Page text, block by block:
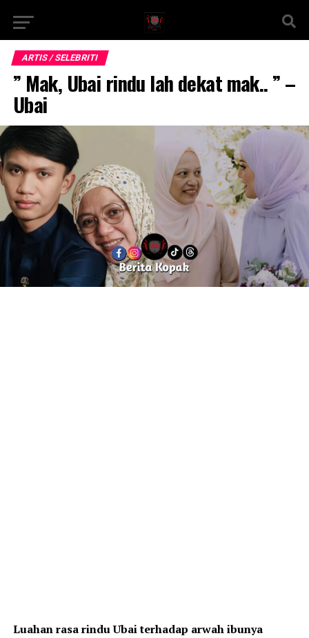
ARTIS / SELEBRITI
” Mak, Ubai rindu lah dekat mak.. ” –
Ubai
Luahan rasa rindu Ubai terhadap arwah ibunya